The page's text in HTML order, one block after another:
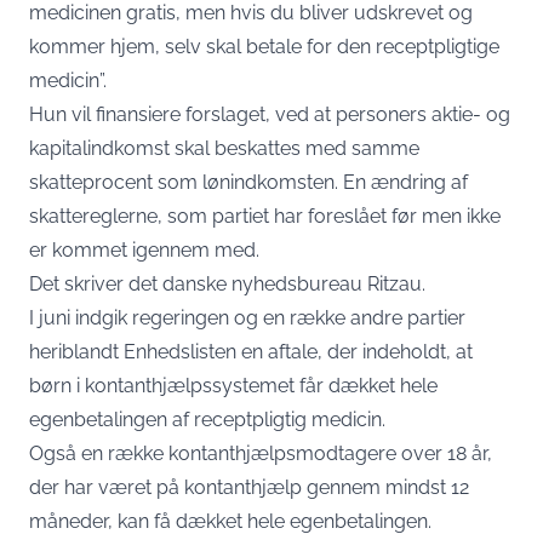
medicinen gratis, men hvis du bliver udskrevet og
kommer hjem, selv skal betale for den receptpligtige
medicin”.
Hun vil finansiere forslaget, ved at personers aktie- og
kapitalindkomst skal beskattes med samme
skatteprocent som lønindkomsten. En ændring af
skattereglerne, som partiet har foreslået før men ikke
er kommet igennem med.
Det skriver det danske nyhedsbureau Ritzau.
I juni indgik regeringen og en række andre partier
heriblandt Enhedslisten en aftale, der indeholdt, at
børn i kontanthjælpssystemet får dækket hele
egenbetalingen af receptpligtig medicin.
Også en række kontanthjælpsmodtagere over 18 år,
der har været på kontanthjælp gennem mindst 12
måneder, kan få dækket hele egenbetalingen.